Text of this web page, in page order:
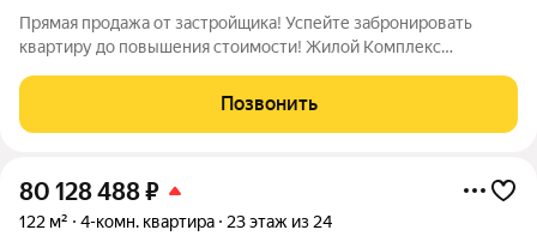
Прямая продажа от застройщика! Успейте забронировать
квартиру до повышения стоимости! Жилой Комплекс
площадью 86.9 кв.м. на 39-м этаже 57 этажного здания. Без
отделки. - Мастер-зона с санузлом и
Позвонить
80 128 488₽
122 м² 4-комн. квартира 23 этаж из 24